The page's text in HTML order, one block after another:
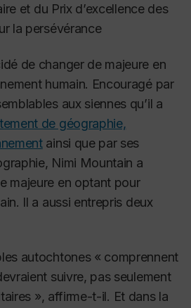
et du Prix d’excellence des
la persévérance
de changer de majeure en
humain. Encouragé par
aux siennes qu’il a
de géographie,
ainsi que par ses
Nimi Mountain a
majeure en optant pour
Il a aussi entrepris deux
autochtones « comprennent
suivre, pas seulement
», affirme-t-il. Et dans la